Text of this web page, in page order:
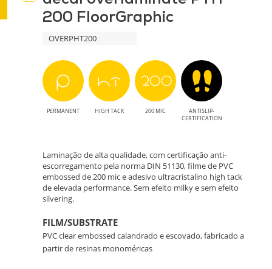
200 FloorGraphic
OVERPHT200
PERMANENT HIGH TACK 200 MIC
ANTISLIP-
CERTIFICATION
Laminação de alta qualidade, com certificação anti-
escorregamento pela norma DIN 51130, filme de PVC
embossed de 200 mic e adesivo ultracristalino high tack
de elevada performance. Sem efeito milky e sem efeito
silvering.
FILM/SUBSTRATE
PVC clear embossed calandrado e escovado, fabricado a
partir de resinas monoméricas
A
Solução
Ideal
para
Decoração
Pisos